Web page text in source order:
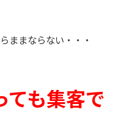
ままならない・・・
ても集客で